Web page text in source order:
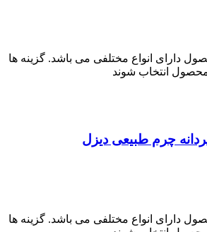
دارای انواع مختلفی می باشد. گزینه ها
انتخاب شوند
دارای انواع مختلفی می باشد. گزینه ها